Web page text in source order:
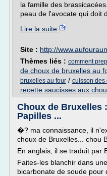
la famille des
peau de l'avocate qui doit
Lire la suite
Site : http://
Thèmes liés : comment
de choux de bruxelles au
bruxelles au four / cuisson des
recette saucisses aux
Choux de Bruxelles
Papilles ...
�? ma connaissance, il
choux de Bruxelles... chou
En anglais, il se traduit par
Faites-les blanchir dans
bicarbonate de soude pour